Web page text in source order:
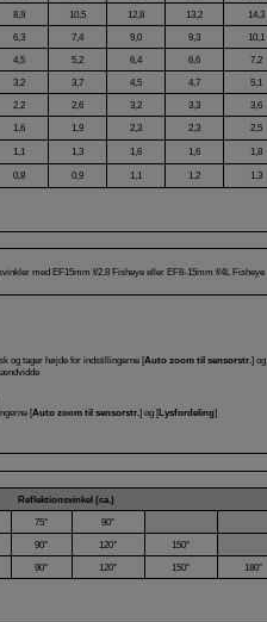
8,9 10,5 12,8 13,2
14,3
6,3 7,4 9,0 9,3
10,1
4,5 5,2 6,4 6,6
7,2
3,2 3,7 4,5 4,7
5,1
2,2 2,6 3,2 3,3
3,6
1,6 1,9 2,3 2,3 2,5
1,1 1,3 1,6 1,6 1,8
0,8 0,9 1,1 1,2 1,3
med EF15mm f/2.8 Fisheye eller EF8-15mm f/4L Fisheye
og tager højde for indstillingerne [Auto zoom til sensorstr.] og
[Auto zoom til sensorstr. ] og [Lysfordeling]
Reflektionsvinkel (ca.)
75°
90°
90° 120°
150°
90° 120° 150° 180°